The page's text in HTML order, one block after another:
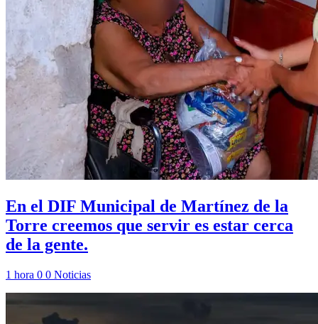
En el DIF Municipal de Martínez de la
Torre creemos que servir es estar cerca
de la gente.
1 hora 0 0 Noticias